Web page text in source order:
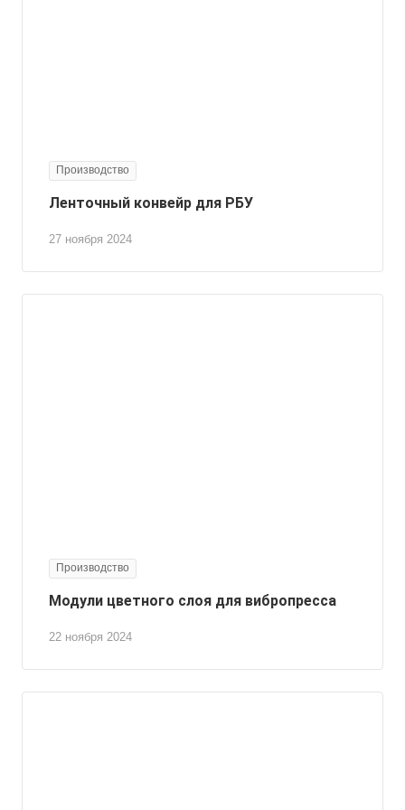
Производство
27 ноября 2024
Ленточный конвейр для РБУ
Производство
22 ноября 2024
Модули цветного слоя для вибропресса